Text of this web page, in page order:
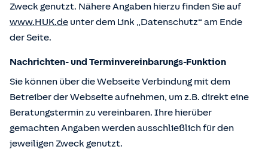
Zweck genutzt. Nähere Angaben hierzu finden Sie auf
www.HUK.de unter dem Link „Datenschutz“ am Ende
der Seite.
Nachrichten- und Terminvereinbarungs-Funktion
Sie können über die Webseite Verbindung mit dem
Betreiber der Webseite aufnehmen, um z.B. direkt eine
Beratungstermin zu vereinbaren. Ihre hierüber
gemachten Angaben werden ausschließlich für den
jeweiligen Zweck genutzt.